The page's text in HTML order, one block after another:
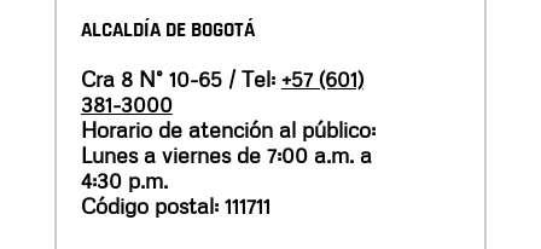
ALCALDÍA DE BOGOTÁ
Cra 8 N° 10-65 / Tel: +57 (601)
381-3000
Horario de atención al público:
Lunes a viernes de 7:00 a.m. a
4:30 p.m.
Código postal: 111711